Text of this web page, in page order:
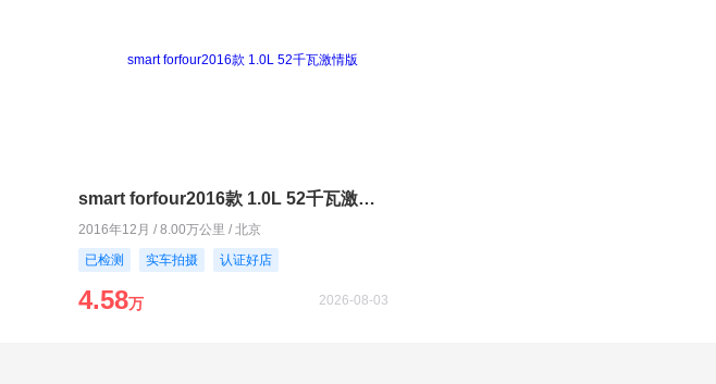
smart forfour2016款 1.0L 52千瓦激情版
2016年12月 / 8.00万公里 / 北京
已检测
实车拍摄 认证好店
4.58万 2026-08-03